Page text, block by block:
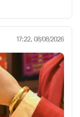
17:22, 08/08/2026